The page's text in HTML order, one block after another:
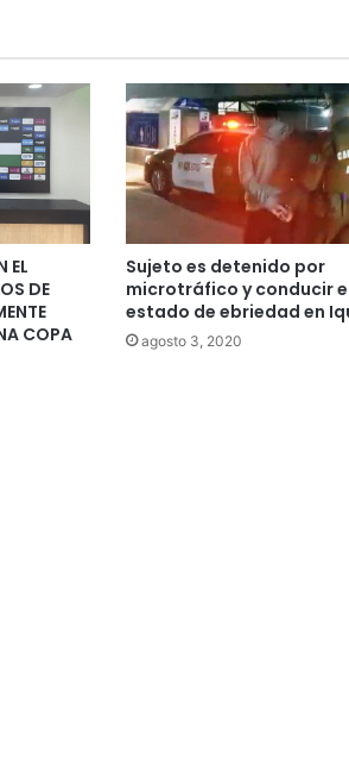
EL
DE
COPA
Sujeto es detenido por
microtráfico y conducir
estado de ebriedad en
agosto 3, 2020